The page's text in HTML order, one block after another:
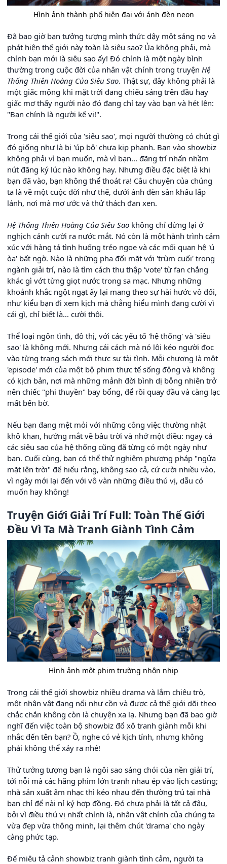
Hình ảnh thành phố hiện đại với ánh đèn neon
Đã bao giờ bạn tưởng tượng mình thức dậy một sáng nọ và
phát hiện thế giới này toàn là siêu sao? Ủa không phải, mà
chính bạn mới là siêu sao ấy! Đó chính là một ngày bình
thường trong cuộc đời của nhân vật chính trong truyện Hệ
Thống Thiên Hoàng Của Siêu Sao. Thật sự, đây không phải là
một giấc mộng khi mặt trời đang chiếu sáng trên đầu hay
giấc mơ thấy người nào đó đang chỉ tay vào bạn và hét lên:
"Bạn chính là người kế vị!".
Trong cái thế giới của 'siêu sao', mọi người thường có chút gì
đó giống như là bị 'úp bô' chưa kịp phanh. Bạn vào showbiz
không phải vì bạn muốn, mà vì bạn... đãng trí nhấn nhầm
nút đăng ký lúc nào không hay. Nhưng điều đặc biệt là khi
bạn đã vào, bạn không thể thoát ra! Câu chuyện của chúng
ta là về một cuộc đời như thế, dưới ánh đèn sân khấu lấp
lánh, nơi mà mơ ước và thử thách đan xen.
Hệ Thống Thiên Hoàng Của Siêu Sao không chỉ dừng lại ở
nghịch cảnh cười ra nước mắt. Nó còn là một hành trình cảm
xúc với hàng tá tình huống tréo ngoe và các mối quan hệ 'ú
òa' bất ngờ. Nào là những pha đối mặt với 'trùm cuối' trong
ngành giải trí, nào là tìm cách thu thập 'vote' từ fan chẳng
khác gì vớt từng giọt nước trong sa mạc. Nhưng những
khoảnh khắc ngột ngạt ấy lại mang theo sự hài hước vô đối,
như kiểu bạn đi xem kịch mà chẳng hiểu mình đang cười vì
cái gì, chỉ biết là... cười thôi.
Thể loại ngôn tình, đô thị, với các yếu tố 'hệ thống' và 'siêu
sao' là không mới. Nhưng cái cách mà nó lôi kéo người đọc
vào từng trang sách mới thực sự tài tình. Mỗi chương là một
'episode' mới của một bộ phim thực tế sống động và không
có kịch bản, nơi mà những mảnh đời bình dị bỗng nhiên trở
nên chiếc "phi thuyền" bay bổng, để rồi quay đầu và càng lạc
mất bến bờ.
Nếu bạn đang mệt mỏi với những công việc thường nhật
khô khan, hướng mắt về bầu trời và nhớ một điều: ngay cả
các siêu sao của hệ thống cũng đã từng có một ngày như
bạn. Cuối cùng, bạn có thể thử nghiệm phương pháp "ngửa
mặt lên trời" để hiểu rằng, không sao cả, cứ cười nhiều vào,
vì ngày mới lại đến với vô vàn những điều thú vị, dẫu có
muốn hay không!
Truyện Giới Giải Trí Full: Toàn Thế Giới
Đều Vì Ta Mà Tranh Giành Tình Cảm
Hình ảnh một phim trường nhộn nhịp
Trong cái thế giới showbiz nhiều drama và lắm chiêu trò,
một nhân vật đang nổi như cồn và được cả thế giới dõi theo
chắc chắn không còn là chuyện xa lạ. Nhưng bạn đã bao giờ
nghĩ đến việc toàn bộ showbiz đổ xô tranh giành mỗi khi
nhắc đến tên bạn? Ồ, nghe có vẻ kịch tính, nhưng không
phải không thể xảy ra nhé!
Thử tưởng tượng bạn là ngôi sao sáng chói của nền giải trí,
tới nỗi mà các hãng phim lớn tranh nhau ép vào lịch casting;
nhà sản xuất âm nhạc thì kéo nhau đến thường trú tại nhà
bạn chỉ để nài nỉ ký hợp đồng. Đó chưa phải là tất cả đâu,
bởi vì điều thú vị nhất chính là, nhân vật chính của chúng ta
vừa đẹp vừa thông minh, lại thêm chút 'drama' cho ngày
càng phức tạp.
Để miêu tả cảnh showbiz tranh giành tình cảm, người ta